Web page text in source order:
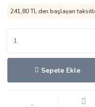
241,80 TL den başlayan
Sepete Ekle